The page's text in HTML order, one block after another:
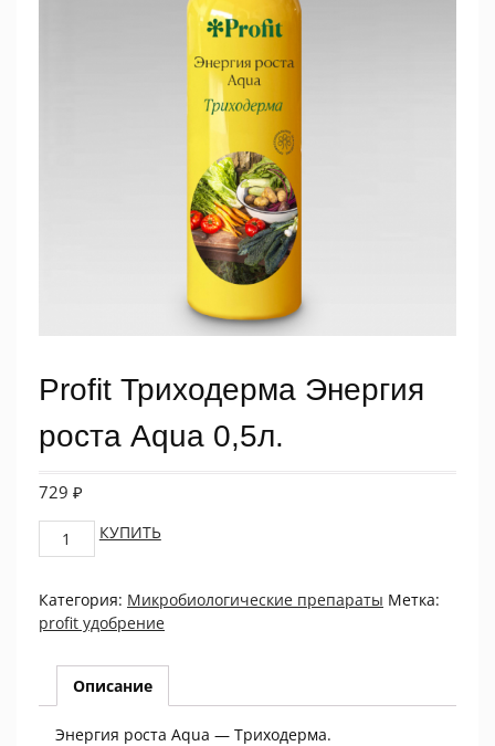
Profit Триходерма Энергия
роста Aqua 0,5л.
729 ₽
Profit
Триходерма
роста
Aqua
quantity
КУПИТЬ
Категория: Микробиологические препараты Метка:
profit удобрение
Описание
Энергия роста Aqua — Триходерма.